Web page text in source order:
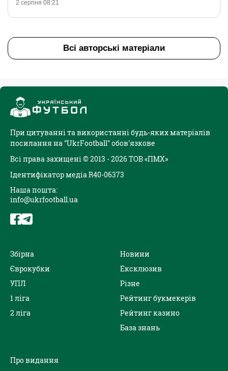
2 серпня 08:21
Всі авторські матеріали
При цитуванні та використанні будь-яких матеріалів
посилання на "UkrFootball" обов'язкове
Всі права захищені © 2013 - 2026 ТОВ «ПМХ»
Ідентифікатор медіа R40-06373
Наша пошта:
info@ukrfootball.ua
Збірна
Єврокубки
УПЛ
1 ліга
2 ліга
Новини
Ексклюзив
Різне
Рейтинг букмекерів
Рейтинг казино
База знань
Про видання